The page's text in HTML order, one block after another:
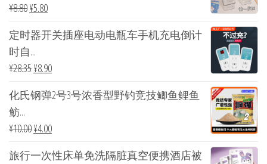
¥8.80¥5.80
定时器开关插座电动电瓶车手机充电倒计
时自...
¥28.35¥8.90
化氏钢弹2号3号浓香型野钓竞技鲫鱼鲤鱼
鲂...
¥10.00¥4.00
旅行一次性床单免洗隔脏真空便携酒店被